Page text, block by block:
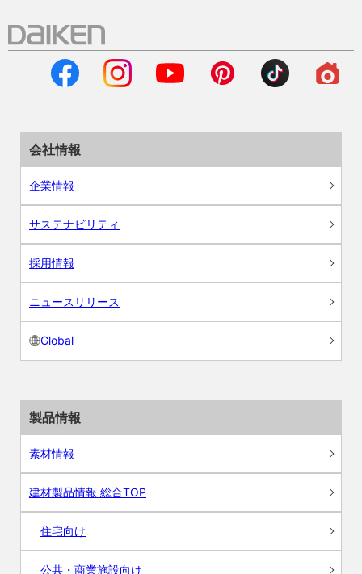
会社情報
企業情報
サステナビリティ
採用情報
ニュースリリース
Global
製品情報
素材情報
建材製品情報 総合TOP
住宅向け
公共・商業施設向け